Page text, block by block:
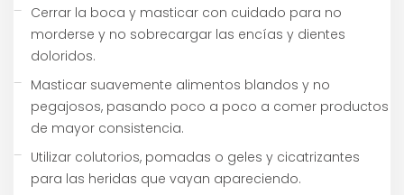
Cerrar la boca y masticar con cuidado para no
morderse y no sobrecargar las encías y dientes
doloridos.
Masticar suavemente alimentos blandos y no
pegajosos, pasando poco a poco a comer productos
de mayor consistencia.
Utilizar colutorios, pomadas o geles y cicatrizantes
para las heridas que vayan apareciendo.